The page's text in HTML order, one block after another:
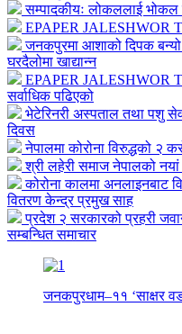
सम्पादकीयः लोकललाई
EPAPER JALESHWOR
जनकपुरमा आशाको दिपक बन्यो
घरदैलोमा खाद्यान्न
EPAPER JALESHWOR
सर्वाधिक पढिएको
भेटेरिनरी अस्पताल तथा पशु
दिवस
नेपालमा कोरोना विरुद्धको २
श्री लहेरी समाज नेपालको नयां
कोरोना कालमा अनलाइनबाट
वितरण केन्द्र प्रमुख साह
प्रदेश २ सरकारको प्रहरी
सम्बन्धित समाचार
जनकपुरधाम–११ ‘साक्षर